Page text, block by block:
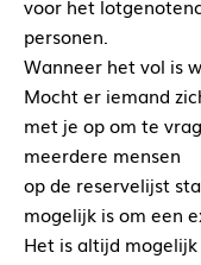
voor het
personen.
Wanneer het vol is
Mocht er iemand
met je op om te
meerdere mensen
op de reservelijst
mogelijk is om een
Het is altijd